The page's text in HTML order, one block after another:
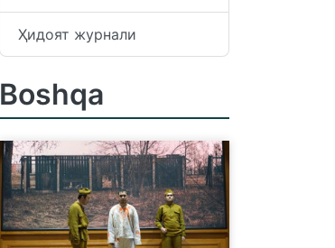
Ҳидоят журнали
Boshqa